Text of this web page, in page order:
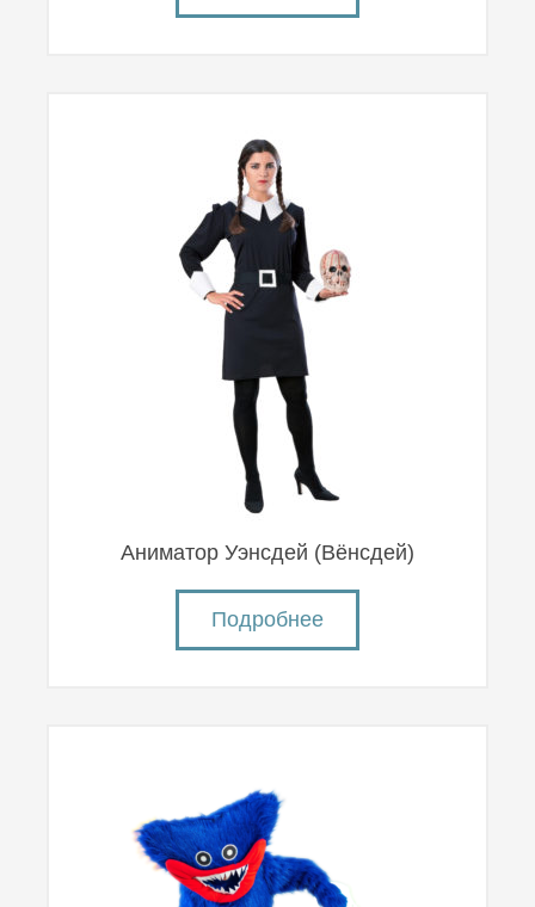
Аниматор Уэнсдей (Вëнсдей)
Подробнее